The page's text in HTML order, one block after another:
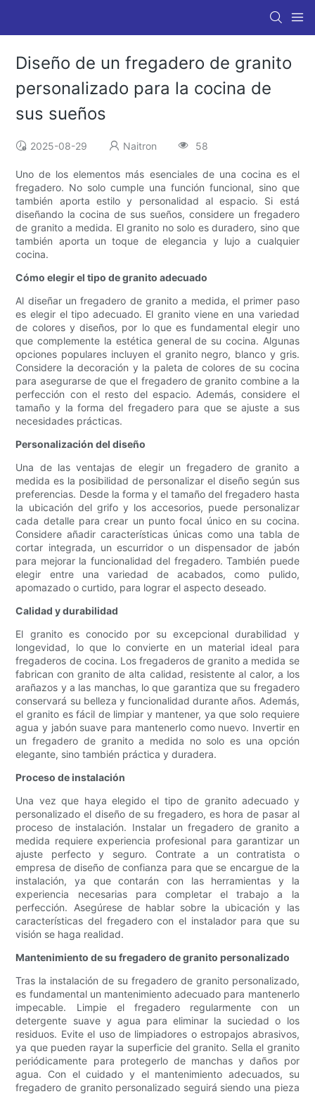
Diseño de un fregadero de granito
personalizado para la cocina de
sus sueños
2025-08-29 Naitron 58
Uno de los elementos más esenciales de una cocina es el
fregadero. No solo cumple una función funcional, sino que
también aporta estilo y personalidad al espacio. Si está
diseñando la cocina de sus sueños, considere un fregadero
de granito a medida. El granito no solo es duradero, sino que
también aporta un toque de elegancia y lujo a cualquier
cocina.
Cómo elegir el tipo de granito adecuado
Al diseñar un fregadero de granito a medida, el primer paso
es elegir el tipo adecuado. El granito viene en una variedad
de colores y diseños, por lo que es fundamental elegir uno
que complemente la estética general de su cocina. Algunas
opciones populares incluyen el granito negro, blanco y gris.
Considere la decoración y la paleta de colores de su cocina
para asegurarse de que el fregadero de granito combine a la
perfección con el resto del espacio. Además, considere el
tamaño y la forma del fregadero para que se ajuste a sus
necesidades prácticas.
Personalización del diseño
Una de las ventajas de elegir un fregadero de granito a
medida es la posibilidad de personalizar el diseño según sus
preferencias. Desde la forma y el tamaño del fregadero hasta
la ubicación del grifo y los accesorios, puede personalizar
cada detalle para crear un punto focal único en su cocina.
Considere añadir características únicas como una tabla de
cortar integrada, un escurridor o un dispensador de jabón
para mejorar la funcionalidad del fregadero. También puede
elegir entre una variedad de acabados, como pulido,
apomazado o curtido, para lograr el aspecto deseado.
Calidad y durabilidad
El granito es conocido por su excepcional durabilidad y
longevidad, lo que lo convierte en un material ideal para
fregaderos de cocina. Los fregaderos de granito a medida se
fabrican con granito de alta calidad, resistente al calor, a los
arañazos y a las manchas, lo que garantiza que su fregadero
conservará su belleza y funcionalidad durante años. Además,
el granito es fácil de limpiar y mantener, ya que solo requiere
agua y jabón suave para mantenerlo como nuevo. Invertir en
un fregadero de granito a medida no solo es una opción
elegante, sino también práctica y duradera.
Proceso de instalación
Una vez que haya elegido el tipo de granito adecuado y
personalizado el diseño de su fregadero, es hora de pasar al
proceso de instalación. Instalar un fregadero de granito a
medida requiere experiencia profesional para garantizar un
ajuste perfecto y seguro. Contrate a un contratista o
empresa de diseño de confianza para que se encargue de la
instalación, ya que contarán con las herramientas y la
experiencia necesarias para completar el trabajo a la
perfección. Asegúrese de hablar sobre la ubicación y las
características del fregadero con el instalador para que su
visión se haga realidad.
Mantenimiento de su fregadero de granito personalizado
Tras la instalación de su fregadero de granito personalizado,
es fundamental un mantenimiento adecuado para mantenerlo
impecable. Limpie el fregadero regularmente con un
detergente suave y agua para eliminar la suciedad o los
residuos. Evite el uso de limpiadores o estropajos abrasivos,
ya que pueden rayar la superficie del granito. Sella el granito
periódicamente para protegerlo de manchas y daños por
agua. Con el cuidado y el mantenimiento adecuados, su
fregadero de granito personalizado seguirá siendo una pieza